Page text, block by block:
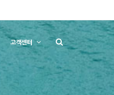
고객센터